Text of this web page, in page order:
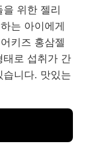
위한 젤리
는 아이에게
키즈 홍삼젤
태로 섭취가 간
니다. 맛있는